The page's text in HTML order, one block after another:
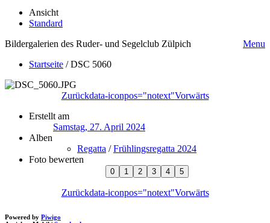
Ansicht
Standard
Bildergalerien des Ruder- und Segelclub Zülpich
Menu
Startseite /DSC 5060
Zurückdata-iconpos="notext"Vorwärts
Erstellt am
Samstag, 27. April 2024
Alben
Regatta /Frühlingsregatta 2024
Foto bewerten
Zurückdata-iconpos="notext"Vorwärts
Powered by Piwigo